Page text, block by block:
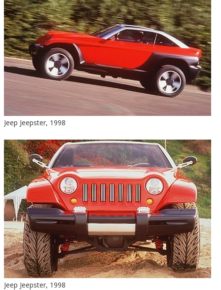
Jeep Jeepster, 1998
Jeep Jeepster, 1998